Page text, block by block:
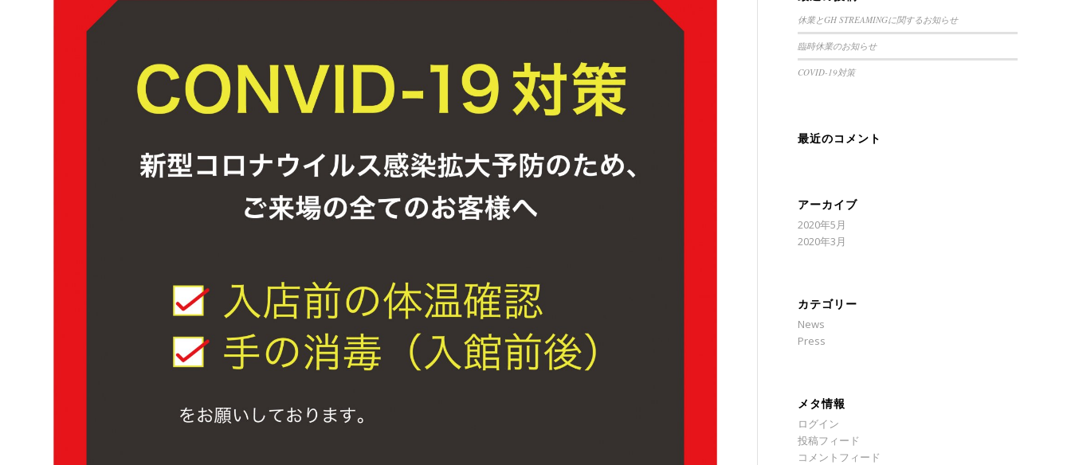
休業とGH STREAMINGに関するお知らせ
臨時休業のお知らせ
COVID-19対策
最近のコメント
アーカイブ
2020年5月
2020年3月
カテゴリー
News
Press
メタ情報
ログイン
投稿フィード
コメントフィード